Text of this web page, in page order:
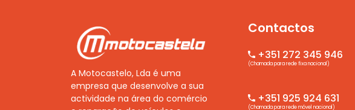
A Motocastelo, Lda é uma
empresa que desenvolve a sua
actividade na área do comércio
Contactos
+351 272 345 946
(Chamada para rede fixa nacional)
+351 925 924 631
(Chamada para rede móvel nacional)